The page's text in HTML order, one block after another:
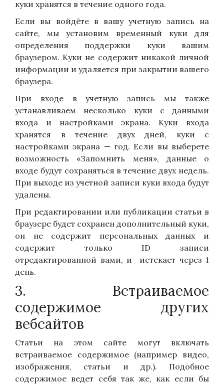
куки хранятся в течение одного года.
Если вы войдёте в вашу учетную запись на
сайте, мы установим временный куки для
определения поддержки куки вашим
браузером. Куки не содержит никакой личной
информации и удаляется при закрытии вашего
браузера.
При входе в учетную запись мы также
устанавливаем несколько куки с данными
входа и настройками экрана. Куки входа
хранятся в течение двух дней, куки с
настройками экрана — год. Если вы выберете
возможность «Запомнить меня», данные о
входе будут сохраняться в течение двух недель.
При выходе из учетной записи куки входа будут
удалены.
При редактировании или публикации статьи в
браузере будет сохранен дополнительный куки,
он не содержит персональных данных и
содержит только ID записи
отредактированной вами, и истекает через 1
день.
3. Встраиваемое
содержимое других
вебсайтов
Статьи на этом сайте могут включать
встраиваемое содержимое (например видео,
изображения, статьи и др.). Подобное
содержимое ведет себя так же, как если бы